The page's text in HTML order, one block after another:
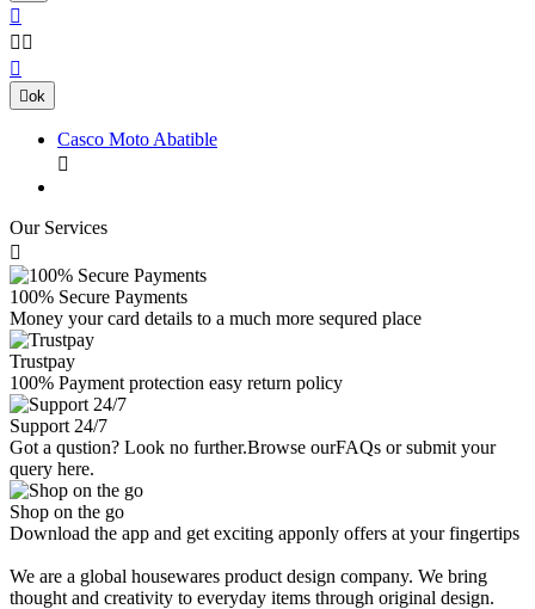

 

ok
Casco Moto Abatible

Our Services

100% Secure Payments
Money your card details to a much more sequred place
Trustpay
100% Payment protection easy return policy
Support 24/7
Got a qustion? Look no further.Browse ourFAQs or submit your
query here.
Shop on the go
Download the app and get exciting apponly offers at your fingertips
We are a global housewares product design company. We bring
thought and creativity to everyday items through original design.